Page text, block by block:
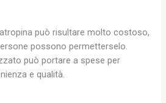
può risultare molto costoso,
possono permetterselo.
può portare a spese per
e qualità.